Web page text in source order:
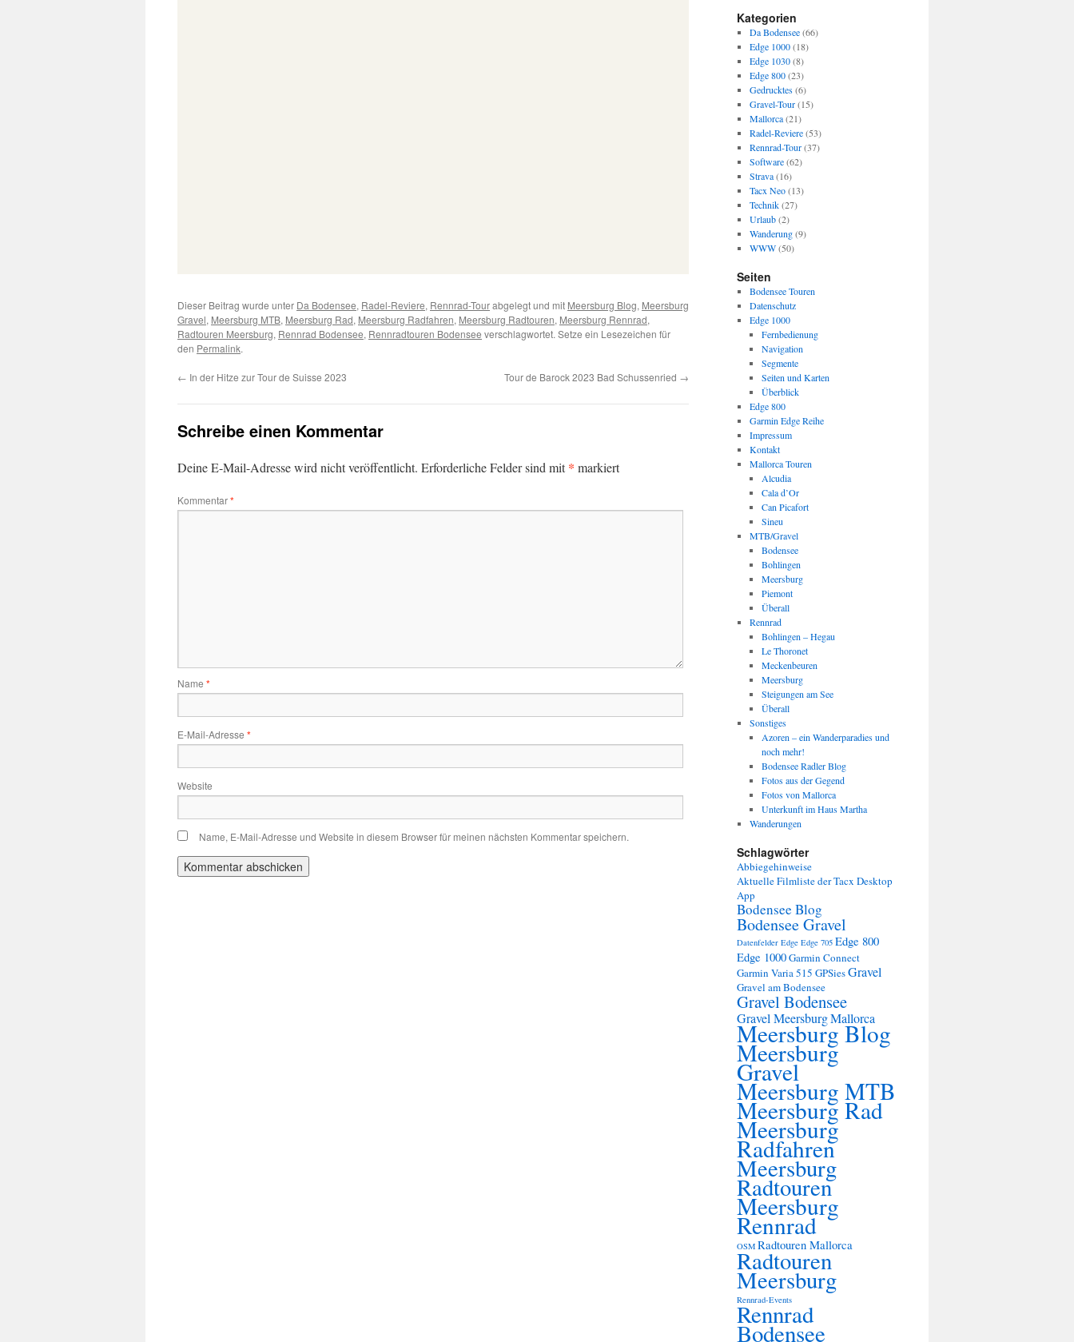
Dieser Beitrag wurde unter Da Bodensee, Radel-Reviere, Rennrad-Tourabgelegt und mit Meersburg Blog, Meersburg
Gravel, Meersburg MTB, Meersburg Rad, Meersburg Radfahren, Meersburg Radtouren, Meersburg Rennrad,
Radtouren Meersburg, Rennrad Bodensee, Rennradtouren Bodensee verschlagwortet. Setze ein Lesezeichen für
den Permalink.
← In der Hitze zur Tour de Suisse 2023 Tour de Barock 2023 Bad Schussenried →
Schreibe einen Kommentar
Deine E-Mail-Adresse wird nicht veröffentlicht. Erforderliche Felder sind mit* markiert
Kommentar*
Name *
E-Mail-Adresse *
Website
Name, E-Mail-Adresse und Website in diesem Browser für meinen nächsten Kommentar speichern.
Kategorien
Da Bodensee(66)
Edge 1000(18)
Edge 1030(8)
Edge 800(23)
Gedrucktes(6)
Gravel-Tour(15)
Mallorca(21)
Radel-Reviere(53)
Rennrad-Tour(37)
Software(62)
Strava(16)
Tacx Neo(13)
Technik(27)
Urlaub(2)
Wanderung(9)
WWW(50)
Seiten
Bodensee Touren
Datenschutz
Edge 1000
Fernbedienung
Navigation
Segmente
Seiten und Karten
Überblick
Edge 800
Garmin Edge Reihe
Impressum
Kontakt
Mallorca Touren
Alcudia
Cala d’Or
Can Picafort
Sineu
MTB/Gravel
Bodensee
Bohlingen
Meersburg
Piemont
Überall
Rennrad
Bohlingen – Hegau
Le Thoronet
Meckenbeuren
Meersburg
Steigungen am See
Überall
Sonstiges
Azoren – ein Wanderparadies und
noch mehr!
Bodensee Radler Blog
Fotos aus der Gegend
Fotos von Mallorca
Unterkunft im Haus Martha
Wanderungen
Schlagwörter
Abbiegehinweise
Aktuelle Filmliste der Tacx Desktop
App
Bodensee Blog
Bodensee Gravel
Datenfelder Edge Edge 705 Edge 800
Edge 1000Garmin Connect
Garmin Varia 515 GPSiesGravel
Gravel am Bodensee
Gravel Bodensee
Gravel MeersburgMallorca
Meersburg Blog
Meersburg
Gravel
Meersburg MTB
Meersburg Rad
Meersburg
Radfahren
Meersburg
Radtouren
Meersburg
Rennrad
OSM Radtouren Mallorca
Radtouren
Meersburg
Rennrad-Events
Rennrad
Bodensee